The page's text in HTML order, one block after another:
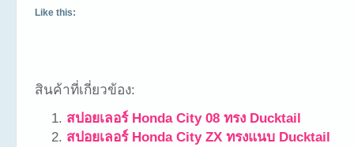
Like this:
สินค้าที่เกี่ยวข้อง:
สปอยเลอร์ Honda City 08 ทรง Ducktail
สปอยเลอร์ Honda City ZX ทรงแนบ Ducktail